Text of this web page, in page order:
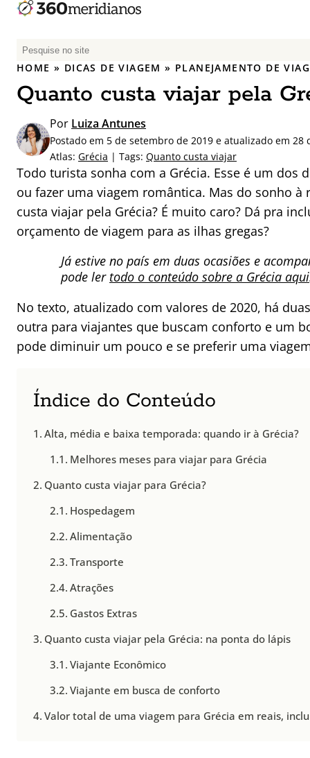
P
e
q
i
s
r
p
o
r
HOME » DICAS DE VIAGEM » PLANEJAMENTO DE
Quanto custa viajar pela
Por Luiza Antunes
Postado em 5 de setembro de 2019 e atualizado em 28
Atlas: Grécia | Tags: Quanto custa viajar
Todo turista sonha com a Grécia. Esse é um
ou fazer uma viagem romântica. Mas do sonho
custa viajar pela Grécia? É muito caro? Dá pra
orçamento de viagem para as ilhas gregas?
Já estive no país em duas ocasiões e
pode ler todo o conteúdo sobre a Grécia aqui
No texto, atualizado com valores de 2020, há
outra para viajantes que buscam conforto e um
pode diminuir um pouco e se preferir uma
Índice do Conteúdo
Alta, média e baixa temporada: quando ir à Grécia?
Melhores meses para viajar para Grécia
Quanto custa viajar para Grécia?
Hospedagem
Alimentação
Transporte
Atrações
Gastos Extras
Quanto custa viajar pela Grécia: na ponta do lápis
Viajante Econômico
Viajante em busca de conforto
Valor total de uma viagem para Grécia em reais,